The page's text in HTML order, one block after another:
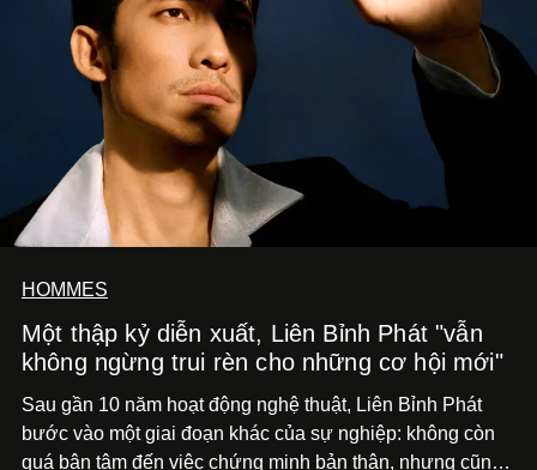
HOMMES
Một thập kỷ diễn xuất, Liên Bỉnh Phát "vẫn
không ngừng trui rèn cho những cơ hội mới"
Sau gần 10 năm hoạt động nghệ thuật, Liên Bỉnh Phát
bước vào một giai đoạn khác của sự nghiệp: không còn
quá bận tâm đến việc chứng minh bản thân, nhưng cũng